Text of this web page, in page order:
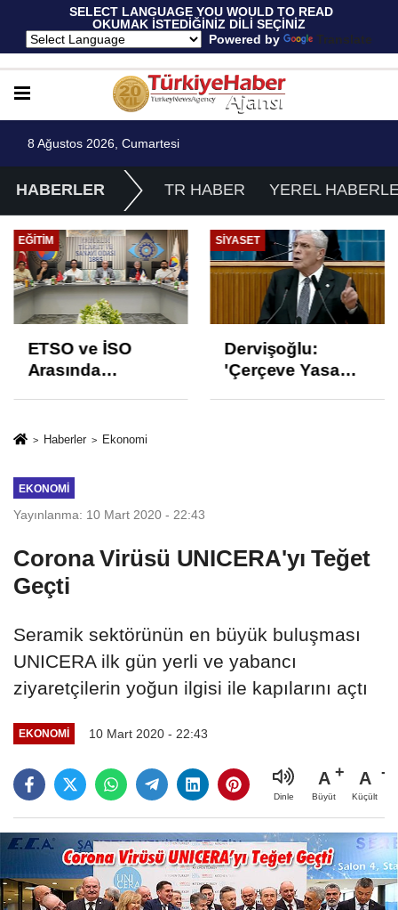
SELECT LANGUAGE YOU WOULD TO READ
OKUMAK İSTEDİĞİNİZ DİLİ SEÇİNİZ
Powered by
Translate
8 Ağustos 2026, Cumartesi
HABERLER TR HABER YEREL
EĞITIM
ETSO ve İSO
Arasında
Protokolü
SIYASET
Dervişoğlu:
'Çerçeve Yasa
Haberler Ekonomi
EKONOMI
Yayınlanma: 10 Mart 2020 - 22:43
Corona Virüsü UNICERA'yı Teğet
Geçti
Seramik sektörünün en büyük buluşması
UNICERA ilk gün yerli ve yabancı
ziyaretçilerin yoğun ilgisi ile kapılarını açtı
EKONOMI 10 Mart 2020 - 22:43
Dinle
A
Büyüt
A
Küçült